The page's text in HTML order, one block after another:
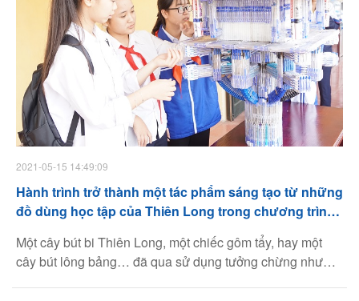
2021-05-15 14:49:09
Hành trình trở thành một tác phẩm sáng tạo từ những
đồ dùng học tập của Thiên Long trong chương trình
Một cây bút bi Thiên Long, một chiếc gôm tẩy, hay một
cây bút lông bảng… đã qua sử dụng tưởng chừng như